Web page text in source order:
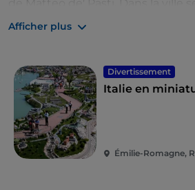
ancien arc conservé dans le nord
d'Auguste
amphithéâtre romainconstruit
demande de l'empereur Hadrien.
Castel Sismondo
historique et accessible en 15
forteresse qui se trouve sur la
conserve aujourd'hui le noyau
Afficher plus
Divertissement
Italie en
Émilie-Romagne,